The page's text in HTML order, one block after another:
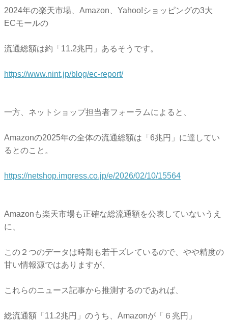
2024年の楽天市場、Amazon、Yahoo!ショッピングの3大
ECモールの
流通総額は約「11.2兆円」あるそうです。
https://www.nint.jp/blog/ec-report/
一方、ネットショップ担当者フォーラムによると、
Amazonの2025年の全体の流通総額は「6兆円」に達してい
るとのこと。
https://netshop.impress.co.jp/e/2026/02/10/15564
Amazonも楽天市場も正確な総流通額を公表していないうえ
に、
この２つのデータは時期も若干ズレているので、やや精度の
甘い情報源ではありますが、
これらのニュース記事から推測するのであれば、
総流通額「11.2兆円」のうち、Amazonが「６兆円」